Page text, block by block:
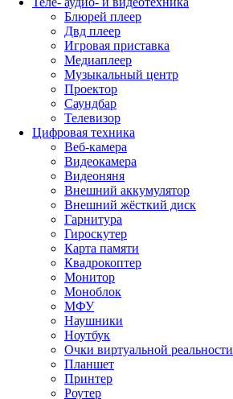
Блюрей плеер
Двд плеер
Игровая приставка
Медиаплеер
Музыкальный центр
Проектор
Саундбар
Телевизор
Цифровая техника
Веб-камера
Видеокамера
Видеоняня
Внешний аккумулятор
Внешний жёсткий диск
Гарнитура
Гироскутер
Карта памяти
Квадрокоптер
Монитор
Моноблок
МФУ
Наушники
Ноутбук
Очки виртуальной реальности
Планшет
Принтер
Роутер